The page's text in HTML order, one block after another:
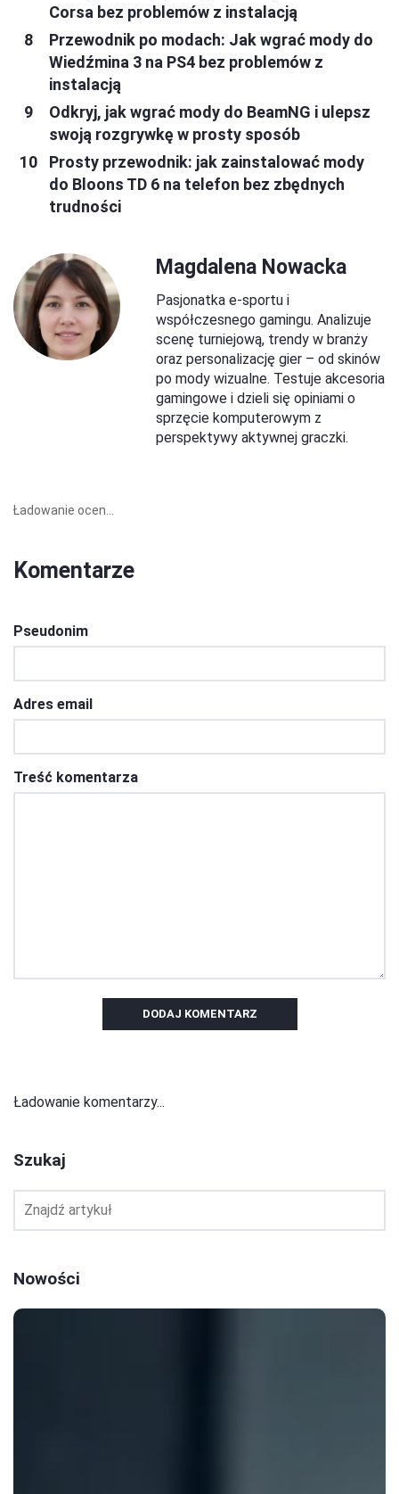
Corsa bez problemów z instalacją
Przewodnik po modach: Jak wgrać mody do
Wiedźmina 3 na PS4 bez problemów z
instalacją
Odkryj, jak wgrać mody do BeamNG i ulepsz
swoją rozgrywkę w prosty sposób
Prosty przewodnik: jak zainstalować mody
do Bloons TD 6 na telefon bez zbędnych
trudności
Magdalena Nowacka
Pasjonatka e-sportu i
współczesnego gamingu. Analizuje
scenę turniejową, trendy w branży
oraz personalizację gier – od skinów
po mody wizualne. Testuje akcesoria
gamingowe i dzieli się opiniami o
sprzęcie komputerowym z
perspektywy aktywnej graczki.
Ładowanie ocen...
Komentarze
Pseudonim
Adres email
Treść komentarza
DODAJ KOMENTARZ
Ładowanie komentarzy...
Szukaj
Nowości